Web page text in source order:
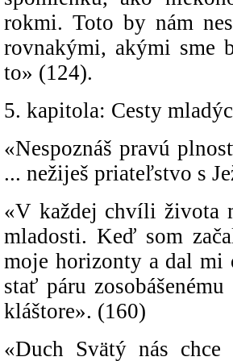
rokmi. Toto by nám
rovnakými, akými sme
to» (124).
5. kapitola: Cesty
«Nespoznáš pravú
... nežiješ priateľstvo s
«V každej chvíli života
mladosti. Keď som
moje horizonty a dal mi
stať páru
kláštore». (160)
«Duch Svätý nás